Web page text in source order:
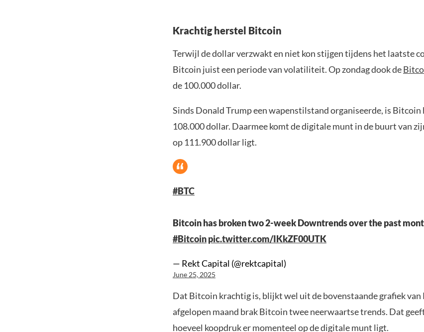
Krachtig herstel Bitcoin
Terwijl de dollar verzwakt en niet kon stijgen tijdens het laatste
Bitcoin juist een periode van volatiliteit. Op zondag dook de
de 100.000 dollar.
Sinds Donald Trump een wapenstilstand organiseerde, is
108.000 dollar. Daarmee komt de digitale munt in de buurt van
op 111.900 dollar ligt.
#BTC
Bitcoin has broken two 2-week Downtrends over the past
#Bitcoinpic.twitter.com/IKkZF00UTK
— Rekt Capital (@rektcapital)
June 25, 2025
Dat Bitcoin krachtig is, blijkt wel uit de bovenstaande grafiek van
afgelopen maand brak Bitcoin twee neerwaartse trends. Dat
hoeveel koopdruk er momenteel op de digitale munt ligt.